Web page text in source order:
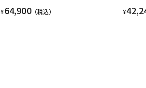
¥64,900（税込） ¥